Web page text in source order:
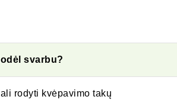
svarbu?
rodyti kvėpavimo takų